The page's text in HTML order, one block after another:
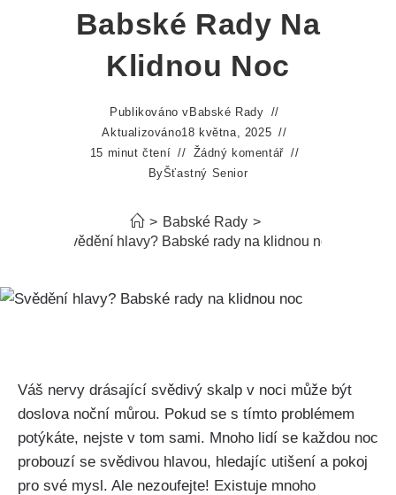
Babské Rady Na
Klidnou Noc
Publikováno v Babské Rady
Aktualizováno18 května, 2025
15 minut čtení
Žádný komentář
ByŠťastný Senior
> Babské Rady >
Svědění hlavy? Babské rady na klidnou noc
Váš nervy ‍drásající‌ svědivý skalp v‍ noci může ⁢být
doslova ‌noční můrou. Pokud se s tímto problémem
potýkáte, nejste ⁣v tom sami. Mnoho lidí se ‍každou ⁢noc
⁢probouzí se svědivou hlavou, hledajíc‌ utišení a ​pokoj
pro své mysl. Ale nezoufejte!‍ Existuje mnoho